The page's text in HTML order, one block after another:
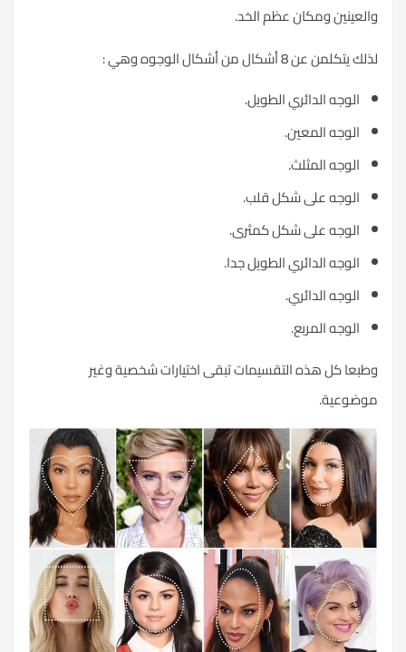
والعينين ومكان عظم الخد.
لذلك يتكلمن عن 8 أشكال من أشكال الوجوه وهي :
الوجه الدائري الطويل.
الوجه المعين.
الوجه المثلث.
الوجه على شكل قلب.
الوجه على شكل كمثرى.
الوجه الدائري الطويل جدا.
الوجه الدائري.
الوجه المربع.
وطبعا كل هذه التقسيمات تبقى اختيارات شخصية وغير
موضوعية.